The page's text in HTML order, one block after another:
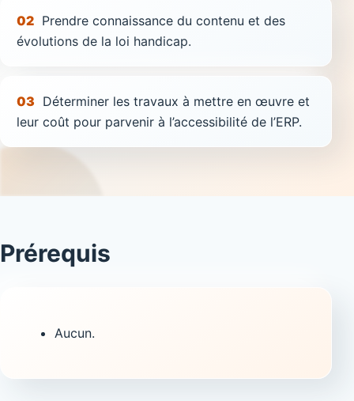
02 Prendre connaissance du contenu et des
évolutions de la loi handicap.
03 Déterminer les travaux à mettre en œuvre et
leur coût pour parvenir à l’accessibilité de l’ERP.
Prérequis
Aucun.